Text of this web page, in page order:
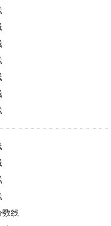
数线